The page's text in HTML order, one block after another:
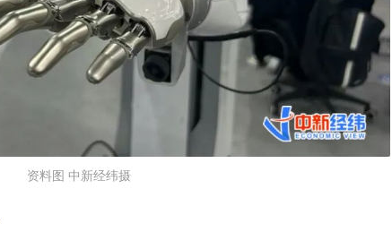
资料图 中新经纬摄